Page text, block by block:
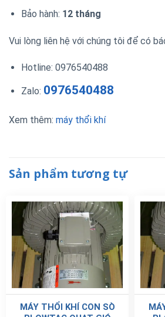
Bảo hành: 12 tháng
Vui lòng liên hệ với chúng tôi để có
Hotline: 0976540488
Zalo: 0976540488
Xem thêm: máy thổi khí
Sản phẩm tương tự
MÁY THỔI KHÍ CON SÒ